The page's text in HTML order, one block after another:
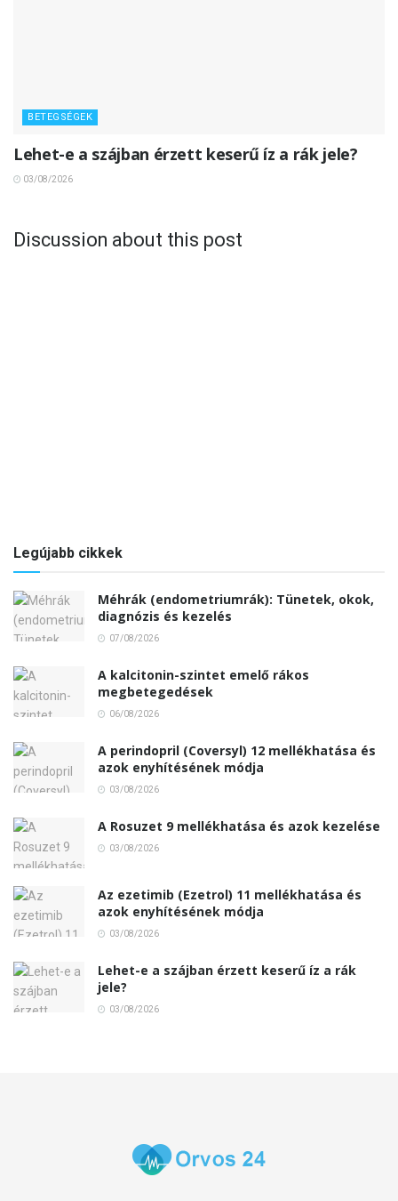
BETEGSÉGEK
Lehet-e a szájban érzett keserű íz a rák jele?
03/08/2026
Discussion about this post
Legújabb cikkek
Méhrák (endometriumrák): Tünetek, okok,
diagnózis és kezelés
07/08/2026
A kalcitonin-szintet emelő rákos
megbetegedések
06/08/2026
A perindopril (Coversyl) 12 mellékhatása és
azok enyhítésének módja
03/08/2026
A Rosuzet 9 mellékhatása és azok kezelése
03/08/2026
Az ezetimib (Ezetrol) 11 mellékhatása és
azok enyhítésének módja
03/08/2026
Lehet-e a szájban érzett keserű íz a rák
jele?
03/08/2026